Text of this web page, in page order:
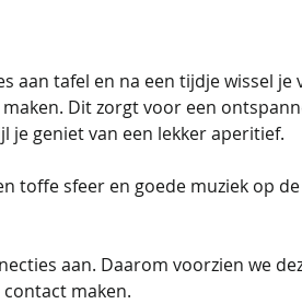
aan tafel en na een tijdje wissel je
Dit zorgt voor een
je geniet van een lekker aperitief.
toffe sfeer en goede muziek op de
aan. Daarom voorzien we
maken.